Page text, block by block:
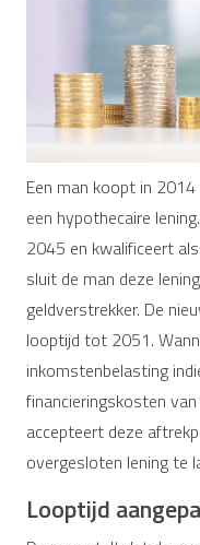
Een man koopt in
een hypothecaire
2045 en kwalificeert als
sluit de man deze
geldverstrekker. De
looptijd tot 2051.
inkomstenbelasting
financieringskosten
accepteert deze
overgesloten lening te
Looptijd